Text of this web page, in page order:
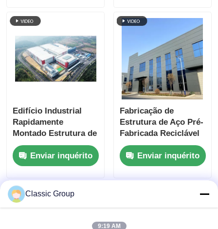
Edifício Industrial
Rapidamente
Montado Estrutura de
Aço
Enviar inquérito
Fabricação de
Estrutura de Aço Pré-
Fabricada Reciclável
para Serviços
Pesados Resistente a
Terremotos
Enviar inquérito
Classic Group
9:19 AM